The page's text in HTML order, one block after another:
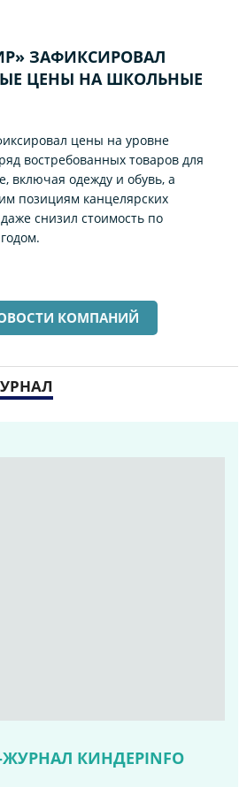
ЗАФИКСИРОВАЛ
ЦЕНЫ НА ШКОЛЬНЫЕ
цены на уровне
востребованных товаров для
включая одежду и обувь, а
позициям канцелярских
снизил стоимость по
КОМПАНИЙ
КИНДЕРINFO